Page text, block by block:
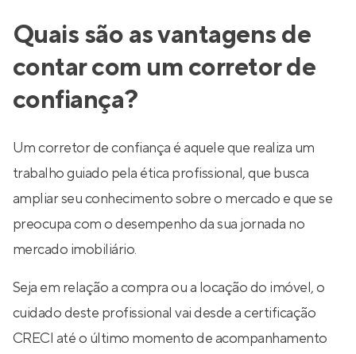
Quais são as vantagens de
contar com um corretor de
confiança?
Um corretor de confiança é aquele que realiza um
trabalho guiado pela ética profissional, que busca
ampliar seu conhecimento sobre o mercado e que se
preocupa com o desempenho da sua jornada no
mercado imobiliário.
Seja em relação a compra ou a locação do imóvel, o
cuidado deste profissional vai desde a certificação
CRECI até o último momento de acompanhamento